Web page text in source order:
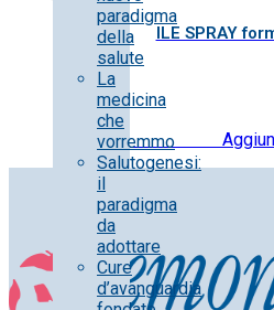
paradigma
della
salute
La
medicina
che
vorremmo
Salutogenesi:
il
paradigma
da
adottare
Cure
d’avanguardia
ILE SPRAY
13.50€ IVA inclusa